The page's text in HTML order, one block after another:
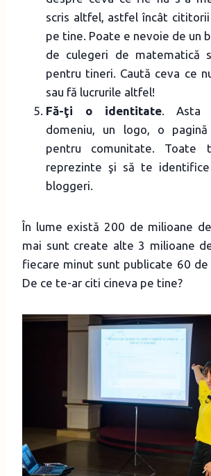
scris altfel, astfel încât
pe tine. Poate e nevoie de un
de culegeri de matematică
pentru tineri. Caută ceva ce
sau fă lucrurile altfel!
Fă-ţi o identitate. Asta
domeniu, un logo, o
pentru comunitate. Toate
reprezinte şi să te
bloggeri.
În lume există 200 de milioane
mai sunt create alte 3 milioane
fiecare minut sunt publicate 60 de
De ce te-ar citi cineva pe tine?